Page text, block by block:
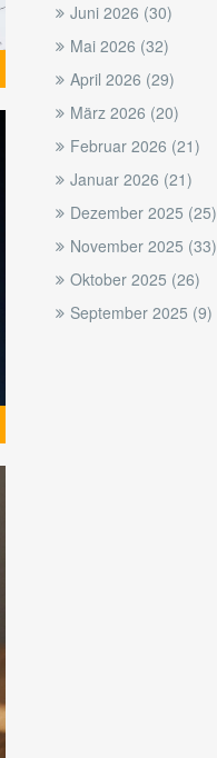
Juni 2026 (30)
Mai 2026 (32)
April 2026 (29)
März 2026 (20)
Februar 2026 (21)
Januar 2026 (21)
Dezember 2025 (25)
November 2025 (33)
Oktober 2025 (26)
September 2025 (9)